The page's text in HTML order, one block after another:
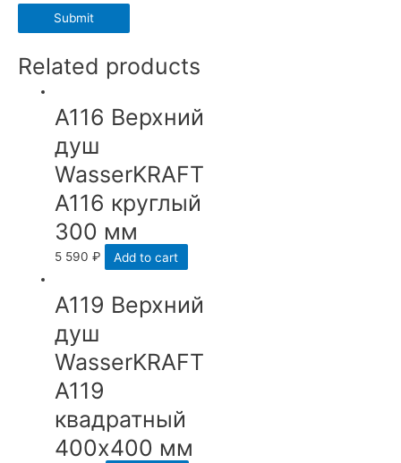
Related products
А116 Верхний
душ
WasserKRAFT
A116 круглый
300 мм
5 590₽ Add to cart
А119 Верхний
душ
WasserKRAFT
A119
квадратный
400х400 мм